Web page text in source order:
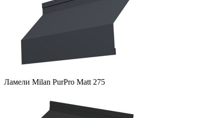
Ламели Milan PurPro Matt 275